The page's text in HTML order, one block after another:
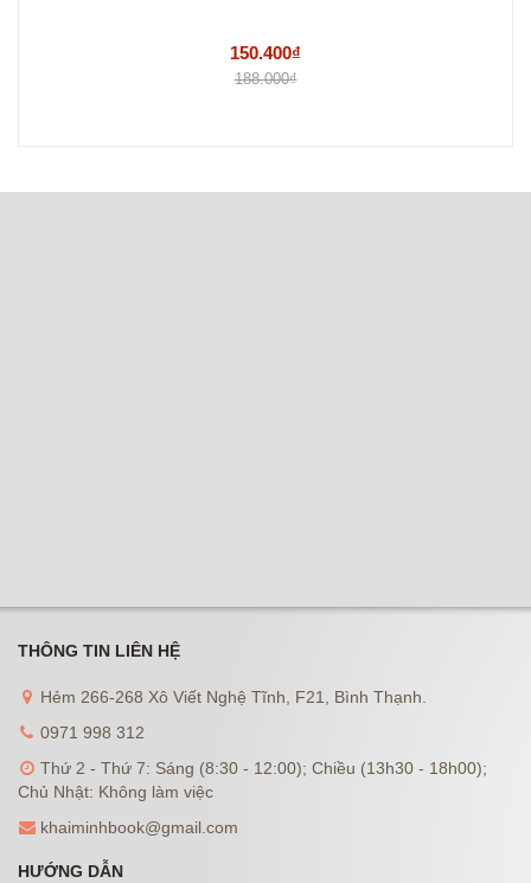
150.400₫
188.000₫
THÔNG TIN LIÊN HỆ
Hẻm 266-268 Xô Viết Nghệ Tĩnh, F21, Bình Thạnh.
0971 998 312
Thứ 2 - Thứ 7: Sáng (8:30 - 12:00); Chiều (13h30 - 18h00);
Chủ Nhật: Không làm việc
khaiminhbook@gmail.com
HƯỚNG DẪN